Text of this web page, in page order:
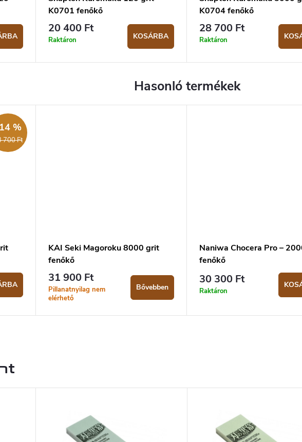
K0701 fenőkő
20 400 Ft
Raktáron KOSÁRBA
K0704 fenőkő
28 700 Ft
Raktáron
700 Ft
%
KAI Seki Magoroku 8000 grit
fenőkő
31 900 Ft
Pillanatnyilag nem
elérhető
Bővebben
Naniwa Chocera Pro –
fenőkő
30 300 Ft
Raktáron